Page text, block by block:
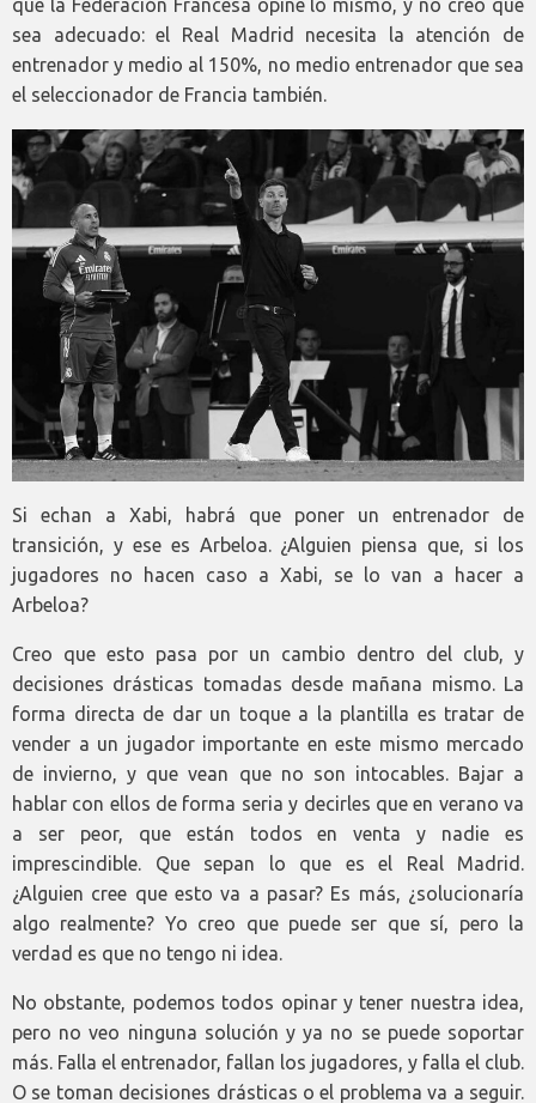
sea adecuado: el Real Madrid necesita la atención de
entrenador y medio al 150%, no medio entrenador que sea
el seleccionador de Francia también.
Si echan a Xabi, habrá que poner un entrenador de
transición, y ese es Arbeloa. ¿Alguien piensa que, si los
jugadores no hacen caso a Xabi, se lo van a hacer a
Arbeloa?
Creo que esto pasa por un cambio dentro del club, y
decisiones drásticas tomadas desde mañana mismo. La
forma directa de dar un toque a la plantilla es tratar de
vender a un jugador importante en este mismo mercado
de invierno, y que vean que no son intocables. Bajar a
hablar con ellos de forma seria y decirles que en verano va
a ser peor, que están todos en venta y nadie es
imprescindible. Que sepan lo que es el Real Madrid.
¿Alguien cree que esto va a pasar? Es más, ¿solucionaría
algo realmente? Yo creo que puede ser que sí, pero la
verdad es que no tengo ni idea.
No obstante, podemos todos opinar y tener nuestra idea,
pero no veo ninguna solución y ya no se puede soportar
más. Falla el entrenador, fallan los jugadores, y falla el club.
O se toman decisiones drásticas o el problema va a seguir.